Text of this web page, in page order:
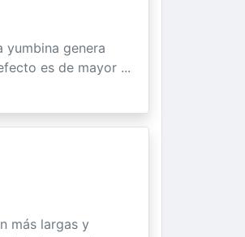
yumbina genera
es de mayor ...
más largas y